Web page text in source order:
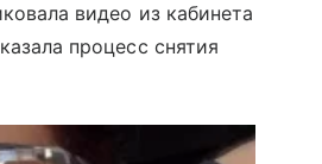
видео из кабинета
процесс снятия